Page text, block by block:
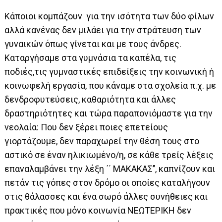
Κάποιοι κομπάζουν για την ισότητα των δύο φίλων
αλλά κανένας δεν μιλάει για την στράτευση των
γυναικών όπως γίνεται και με τους άνδρες.
Καταργήσαμε στα γυμνάσια τα καπέλα, τις
ποδιές,τις γυμναστικές επιδείξεις την κοινωνική ή
κοινωφελή εργασία, που κάναμε στα σχολεία π.χ. με
δενδροφυτεύσεις, καθαριότητα και άλλες
δραστηριότητες και τώρα παραπονιόμαστε για την
νεολαία: Που δεν ξέρει ποιες επετείους
γιορτάζουμε, δεν παραχωρεί την θέση τους στο
αστικό σε έναν ηλικιωμένο/η, σε κάθε τρείς λέξεις
επαναλαμβάνει την λέξη ΄΄ ΜΑΚΑΚΑΣ’’, καπνίζουν και
πετάν τις γόπες στον δρόμο οι οποίες καταλήγουν
στις θάλασσες και ένα σωρό άλλες συνήθειες και
πρακτικές που μόνο κοινωνία ΝΕΩΤΕΡΙΚΗ δεν